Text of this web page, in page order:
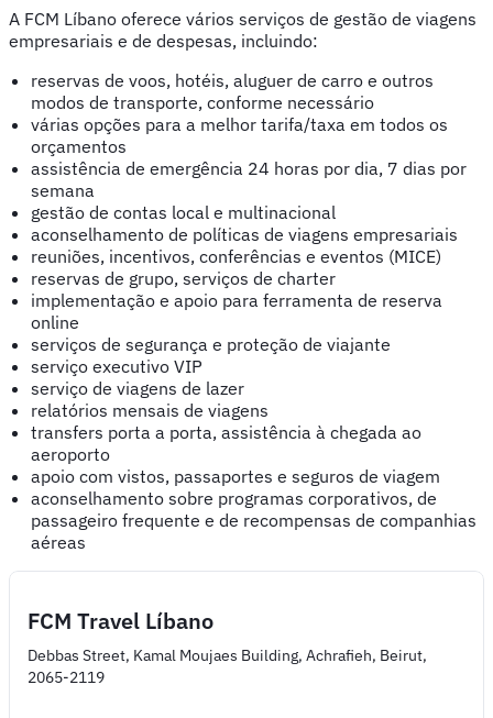
A FCM Líbano oferece vários serviços de gestão de viagens
empresariais e de despesas, incluindo:
reservas de voos, hotéis, aluguer de carro e outros
modos de transporte, conforme necessário
várias opções para a melhor tarifa/taxa em todos os
orçamentos
assistência de emergência 24 horas por dia, 7 dias por
semana
gestão de contas local e multinacional
aconselhamento de políticas de viagens empresariais
reuniões, incentivos, conferências e eventos (MICE)
reservas de grupo, serviços de charter
implementação e apoio para ferramenta de reserva
online
serviços de segurança e proteção de viajante
serviço executivo VIP
serviço de viagens de lazer
relatórios mensais de viagens
transfers porta a porta, assistência à chegada ao
aeroporto
apoio com vistos, passaportes e seguros de viagem
aconselhamento sobre programas corporativos, de
passageiro frequente e de recompensas de companhias
aéreas
FCM Travel Líbano
Debbas Street, Kamal Moujaes Building, Achrafieh, Beirut,
2065-2119